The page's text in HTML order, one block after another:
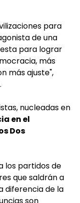
para
de una
para lograr
más
más ajuste",
nucleadas en
en el
Dos
los partidos de
que saldrán a
diferencia de la